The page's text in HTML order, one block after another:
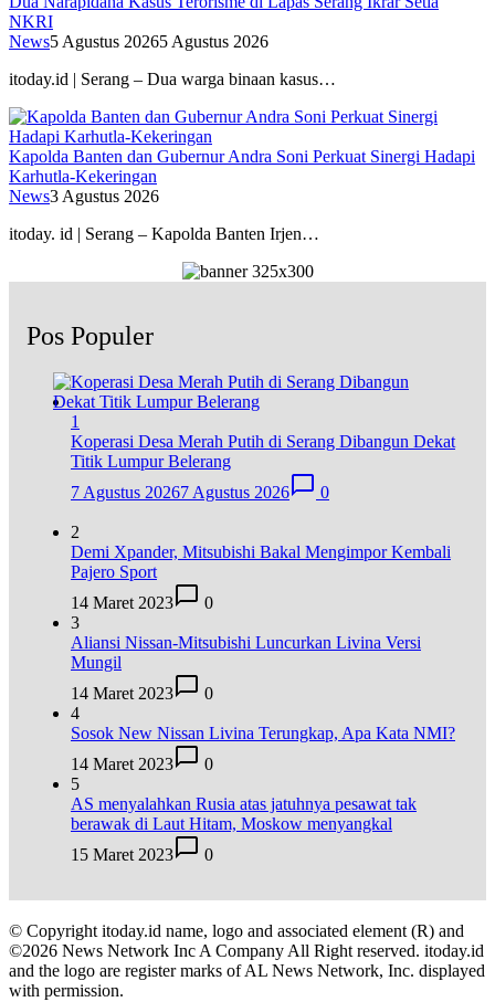
NKRI
News5 Agustus 20265 Agustus 2026
itoday.id | Serang – Dua warga binaan kasus…
Kapolda Banten dan Gubernur Andra Soni Perkuat Sinergi Hadapi
Karhutla-Kekeringan
News3 Agustus 2026
itoday. id | Serang – Kapolda Banten Irjen…
Pos Populer
1
Koperasi Desa Merah Putih di Serang Dibangun Dekat
Titik Lumpur Belerang
7 Agustus 20267 Agustus 2026 0
2
Demi Xpander, Mitsubishi Bakal Mengimpor Kembali
Pajero Sport
14 Maret 2023
0
3
Aliansi Nissan-Mitsubishi Luncurkan Livina Versi
Mungil
14 Maret 2023
0
4
Sosok New Nissan Livina Terungkap, Apa Kata NMI?
14 Maret 2023
0
5
AS menyalahkan Rusia atas jatuhnya pesawat tak
berawak di Laut Hitam, Moskow menyangkal
15 Maret 2023
0
© Copyright itoday.id name, logo and associated element (R) and
©2026 News Network Inc A Company All Right reserved. itoday.id
and the logo are register marks of AL News Network, Inc. displayed
with permission.